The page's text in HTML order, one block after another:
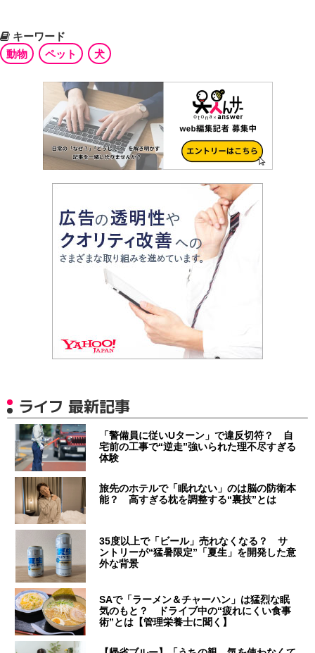
キーワード
動物
ペット 犬
ライフ 最新記事
「警備員に従いUターン」で違反切符？ 自
宅前の工事で“逆走”強いられた理不尽すぎる
体験
旅先のホテルで「眠れない」のは脳の防衛本
能？ 高すぎる枕を調整する“裏技”とは
35度以上で「ビール」売れなくなる？ サ
ントリーが“猛暑限定”「夏生」を開発した意
外な背景
SAで「ラーメン＆チャーハン」は猛烈な眠
気のもと？ ドライブ中の“疲れにくい食事
術”とは【管理栄養士に聞く】